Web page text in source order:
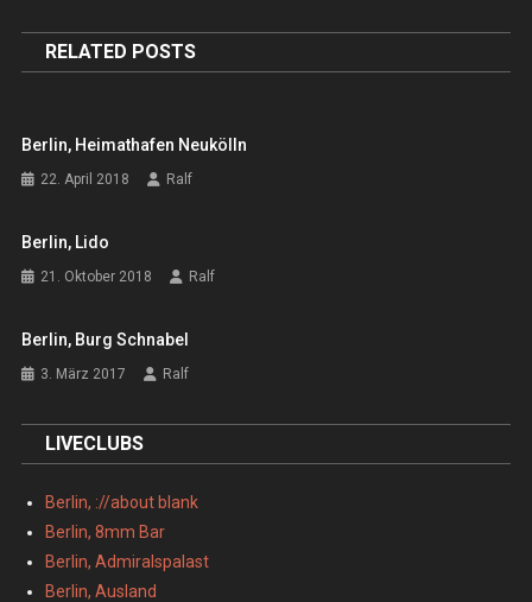
RELATED POSTS
Berlin, Heimathafen Neukölln
22. April 2018 Ralf
Berlin, Lido
21. Oktober 2018 Ralf
Berlin, Burg Schnabel
3. März 2017 Ralf
LIVECLUBS
Berlin, ://about blank
Berlin, 8mm Bar
Berlin, Admiralspalast
Berlin, Ausland